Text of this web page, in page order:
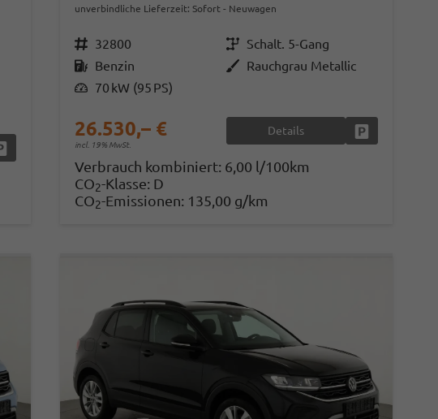
Fahrzeug parken
unverbindliche Lieferzeit: Sofort Neuwagen
Fahrzeugnr. 32800 GetriebeSchalt. 5-Gang
Kraftstoff Benzin AußenfarbeRauchgrau Metallic
Leistung 70 kW (95 PS)
26.530,– €
incl. 19% MwSt.
Details
Verbrauch kombiniert: 6,00 l/100km
CO2-Klasse: D
CO2-Emissionen: 135,00 g/km